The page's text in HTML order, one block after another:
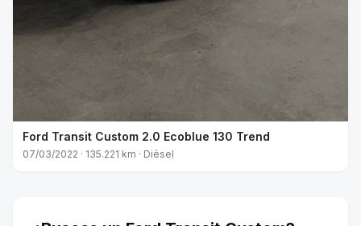
Ford Transit Custom 2.0 Ecoblue 130 Trend
07/03/2022 · 135.221 km · Diésel